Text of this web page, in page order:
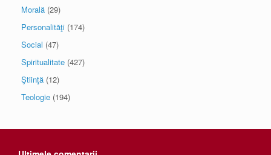
Morală (29)
Personalităţi (174)
Social (47)
Spiritualitate (427)
Ştiinţă (12)
Teologie (194)